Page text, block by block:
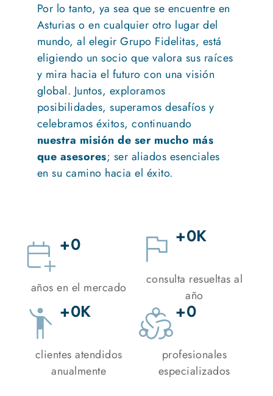
Por lo tanto, ya sea que se encuentre en
Asturias o en cualquier otro lugar del
mundo, al elegir Grupo Fidelitas, está
eligiendo un socio que valora sus raíces
y mira hacia el futuro con una visión
global. Juntos, exploramos
posibilidades, superamos desafíos y
celebramos éxitos, continuando
nuestra misión de ser mucho más
que asesores; ser aliados esenciales
en su camino hacia el éxito.
+0
años en el mercado
+0K
consulta resueltas al
año
+0K
clientes atendidos
anualmente
+0
profesionales
especializados